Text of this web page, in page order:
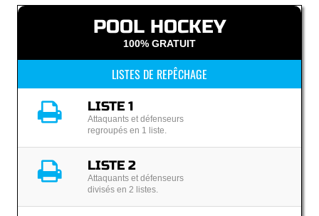
POOL HOCKEY
100% GRATUIT
LISTES DE REPÊCHAGE
LISTE 1
Attaquants et défenseurs
regroupés en 1 liste.
LISTE 2
Attaquants et défenseurs
divisés en 2 listes.